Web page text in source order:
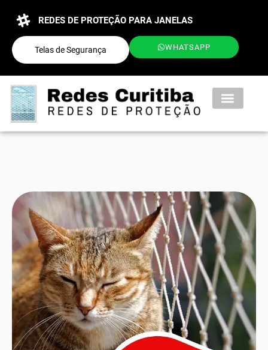
REDES DE PROTEÇÃO PARA JANELAS
Telas de Segurança WHATSAPP